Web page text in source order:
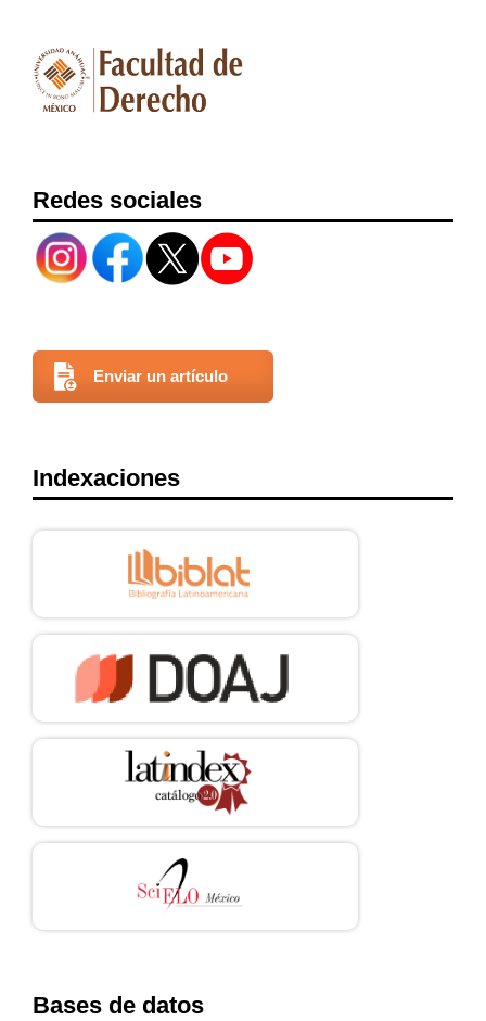
Redes sociales
Enviar un artículo
Indexaciones
Bases de datos